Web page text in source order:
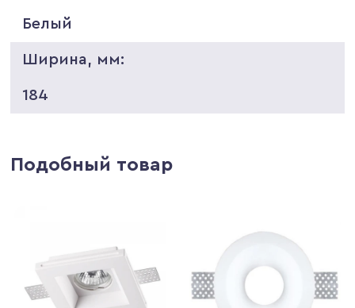
Белый
Ширина, мм:
184
Подобный товар